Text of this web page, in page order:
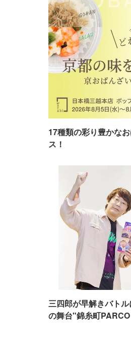
17種類の彩り豊かな
ス！
三四郎が早解きバト
の舞台"錦糸町